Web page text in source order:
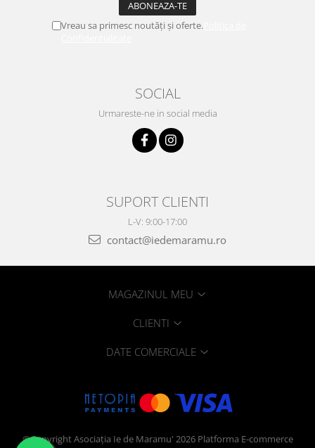
Vreau sa primesc noutăți și oferte.
SOCIAL
Urmareste-ne in social media
SUPORT CLIENTI
L-V: 9:00-17:00
contact@iedemaramu.ro
MAGAZINUL MEU
CLIENTI
DATE COMERCIALE
©Copyright Asociația Ie de Maramu' 2026 Platforma E-commerce